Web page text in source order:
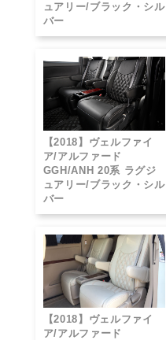
ュアリー/ブラック・シル
バー
【2018】ヴェルファイ
ア/アルファード
GGH/ANH 20系 ラグジ
ュアリー/ブラック・シル
バー
【2018】ヴェルファイ
ア/アルファード